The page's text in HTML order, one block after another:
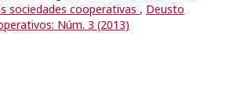
sociedades cooperativas , Deusto
Núm. 3 (2013)